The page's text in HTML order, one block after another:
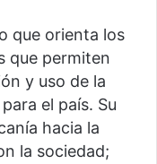
que orienta los
que permiten
y uso de la
el país. Su
hacia la
la sociedad;